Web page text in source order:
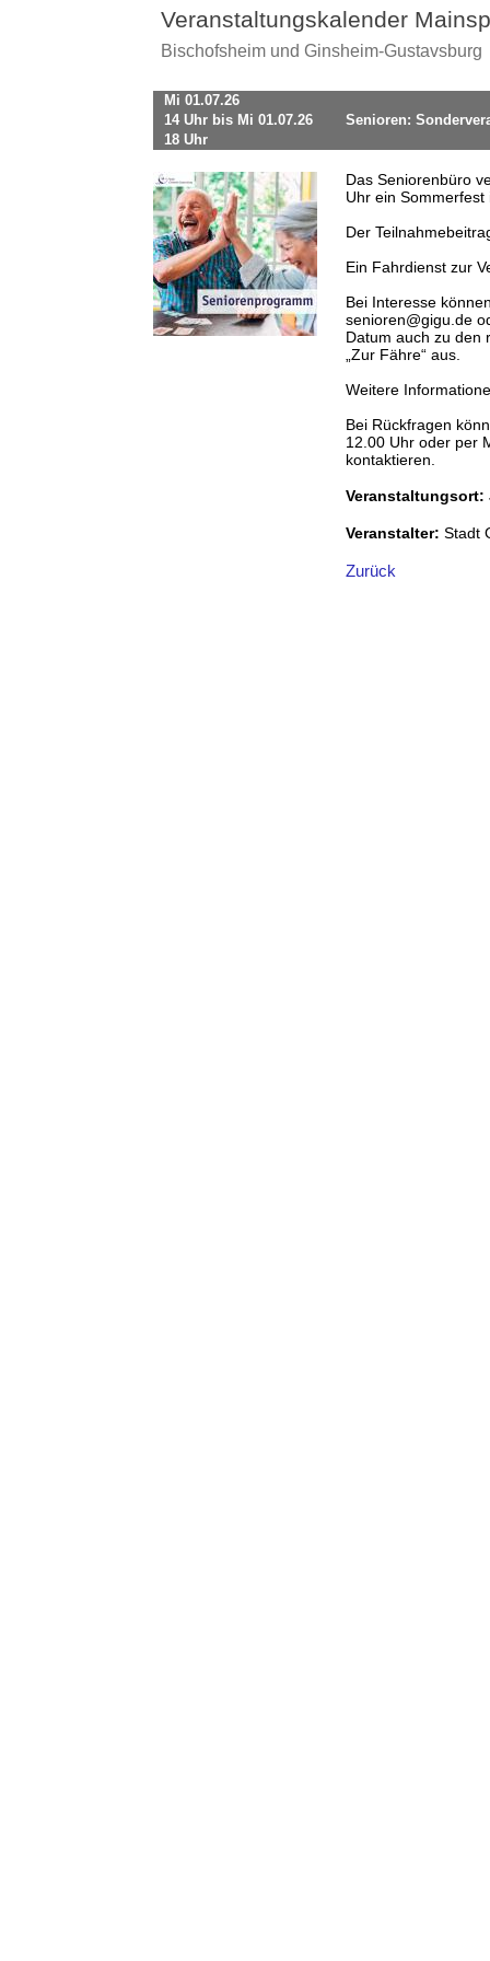
Veranstaltungskalender
Bischofsheim und Ginsheim-Gustavsburg
Mi 01.07.26
14 Uhr bis Mi 01.07.26
18 Uhr
Senioren:
Das Seniorenbüro
Uhr ein
Der
Ein Fahrdienst zur
Bei Interesse
senioren@gigu.de
Datum auch zu den
„Zur Fähre“ aus.
Weitere
Bei Rückfragen
12.00 Uhr oder per
kontaktieren.
Veranstaltungsort:
Veranstalter: Stadt
Zurück